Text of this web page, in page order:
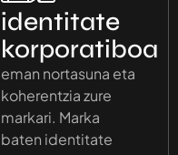
identitate
korporatiboa
eman nortasuna eta
koherentzia zure
markari. Marka
baten identitate